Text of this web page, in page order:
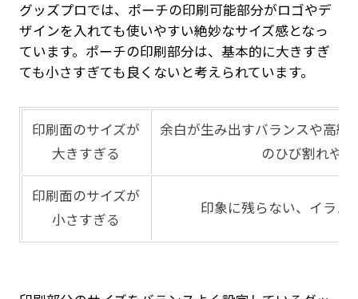
グッズプロでは、ポーチの印刷可能部分がロゴやデ
ザインを入れても使いやすい絶妙なサイズ感となっ
ています。ポーチの印刷部分は、基本的に大きすぎ
ても小さすぎても良くないと考えられています。
印刷面のサイズが
大きすぎる
余白が生み出すバランスや高
のひび割れや
印刷面のサイズが
小さすぎる
印象に残らない、イラス